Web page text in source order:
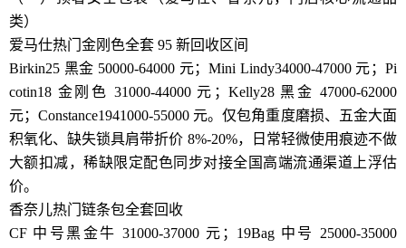
类）
爱马仕热门金刚色全套 95 新回收区间
Birkin25 黑金 50000-64000 元；Mini Lindy34000-47000 元；Pi
cotin18 金刚色 31000-44000 元；Kelly28 黑金 47000-62000
元；Constance1941000-55000 元。仅包角重度磨损、五金大面
积氧化、缺失锁具肩带折价 8%-20%，日常轻微使用痕迹不做
大额扣减，稀缺限定配色同步对接全国高端流通渠道上浮估
价。
香奈儿热门链条包全套回收
CF 中号黑金牛 31000-37000 元；19Bag 中号 25000-35000